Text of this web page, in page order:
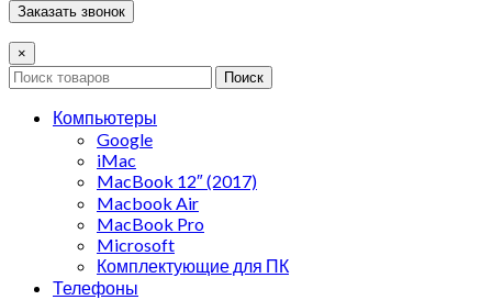
×
Поиск
Компьютеры
Google
iMac
MacBook 12″ (2017)
Macbook Air
MacBook Pro
Microsoft
Комплектующие для ПК
Телефоны